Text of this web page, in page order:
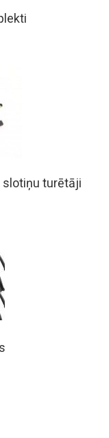
slotiņu turētāji